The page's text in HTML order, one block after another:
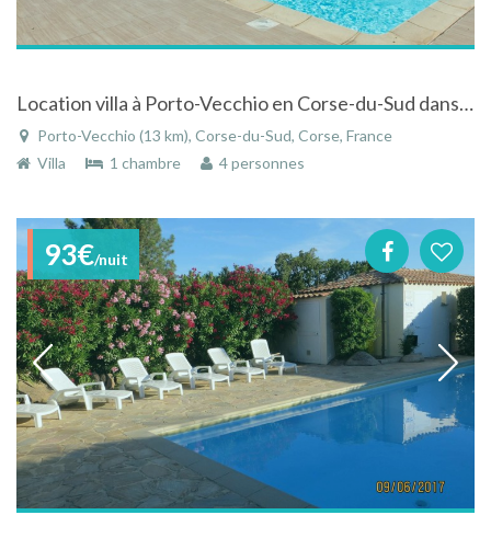
Location villa à Porto-Vecchio en Corse-du-Sud dans une petite résidence avec piscine
Porto-Vecchio (13 km), Corse-du-Sud, Corse, France
Villa
1 chambre 4 personnes
93€/nuit